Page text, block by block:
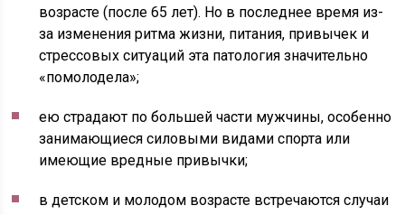
возрасте (после 65 лет). Но в последнее время из-
за изменения ритма жизни, питания, привычек и
стрессовых ситуаций эта патология значительно
«помолодела»;
ею страдают по большей части мужчины, особенно
занимающиеся силовыми видами спорта или
имеющие вредные привычки;
в детском и молодом возрасте встречаются случаи